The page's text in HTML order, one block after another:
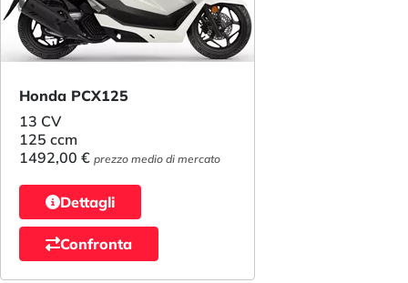
Honda PCX125
13 CV
125 ccm
1492,00 € prezzo medio di mercato
Dettagli
Confronta